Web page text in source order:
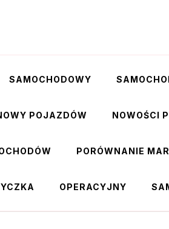
SAMOCHODOWY
POJAZDÓW NOWOŚCI
PORÓWNANIE
OPERACYJNY